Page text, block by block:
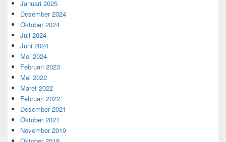
Januari 2025
Desember 2024
Oktober 2024
Juli 2024
Juni 2024
Mei 2024
Februari 2023
Mei 2022
Maret 2022
Februari 2022
Desember 2021
Oktober 2021
November 2019